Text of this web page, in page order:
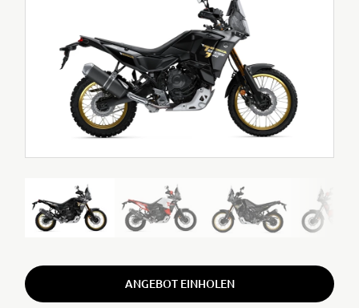
ANGEBOT EINHOLEN